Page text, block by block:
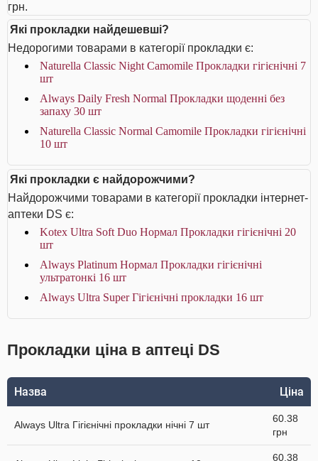
грн.
Які прокладки найдешевші?
Недорогими товарами в категорії прокладки є:
Naturella Classic Night Camomile Прокладки гігієнічні 7
шт
Always Daily Fresh Normal Прокладки щоденні без
запаху 30 шт
Naturella Classic Normal Camomile Прокладки гігієнічні
10 шт
Які прокладки є найдорожчими?
Найдорожчими товарами в категорії прокладки інтернет-
аптеки DS є:
Kotex Ultra Soft Duo Нормал Прокладки гігієнічні 20
шт
Always Platinum Нормал Прокладки гігієнічні
ультратонкі 16 шт
Always Ultra Super Гігієнічні прокладки 16 шт
Прокладки ціна в аптеці DS
Назва Ціна
Always Ultra Гігієнічні прокладки нічні 7 шт
60.38
грн
60.38